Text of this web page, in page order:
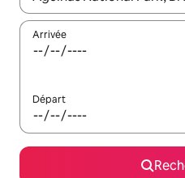
Arrivée
Départ